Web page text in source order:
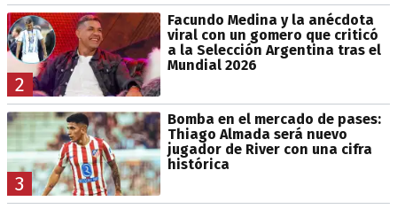
2
Facundo Medina y la anécdota
viral con un gomero que criticó
a la Selección Argentina tras el
Mundial 2026
3
Bomba en el mercado de pases:
Thiago Almada será nuevo
jugador de River con una cifra
histórica